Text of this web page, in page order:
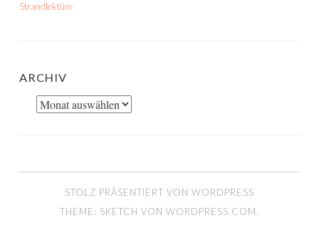
Strandlektüre
ARCHIV
Archiv
STOLZ PRÄSENTIERT VON WORDPRESS
THEME: SKETCH VON WORDPRESS.COM